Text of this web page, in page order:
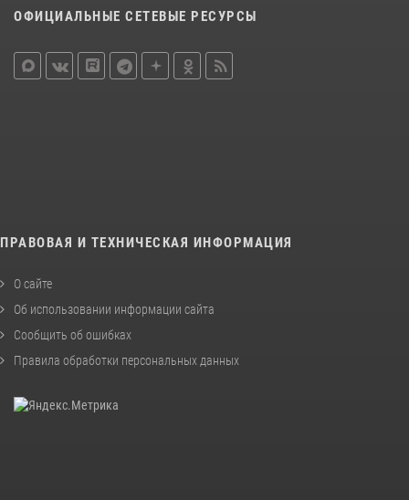
ОФИЦИАЛЬНЫЕ СЕТЕВЫЕ РЕСУРСЫ
ПРАВОВАЯ И ТЕХНИЧЕСКАЯ ИНФОРМАЦИЯ
О сайте
Об использовании информации сайта
Сообщить об ошибках
Правила обработки персональных данных